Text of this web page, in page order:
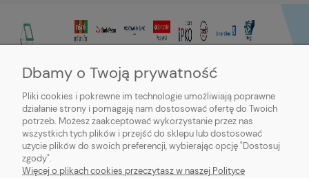
Sklep internetowy Purmo-online | ul. Dworcowa 20c, 89-600 Chojnice |
sklep@northbud.pl|600 688 174| NIP: 5611453503 | REGON: 093113714
Dbamy o Twoją prywatność
Pliki cookies i pokrewne im technologie umożliwiają poprawne
działanie strony i pomagają nam dostosować ofertę do Twoich
potrzeb. Możesz zaakceptować wykorzystanie przez nas
wszystkich tych plików i przejść do sklepu lub dostosować
użycie plików do swoich preferencji, wybierając opcję "Dostosuj
zgody".
Więcej o plikach cookies przeczytasz w naszej Polityce